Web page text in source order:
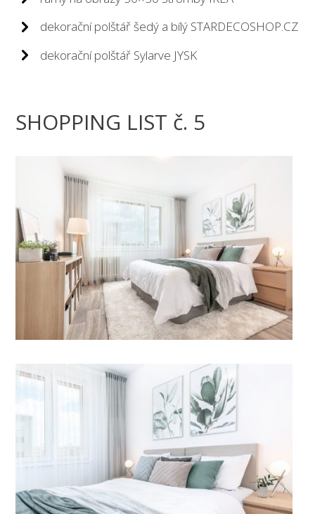
dekorační polštář šedý a bílý STARDECOSHOP.CZ
dekorační polštář Sylarve JYSK
SHOPPING LIST č. 5